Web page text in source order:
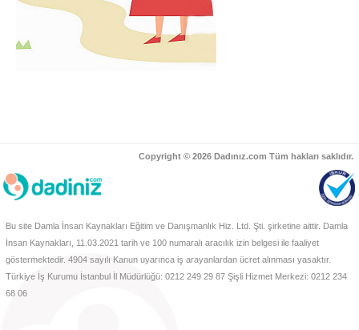
Copyright © 2026 Dadınız.com Tüm hakları saklıdır.
Bu site Damla İnsan Kaynakları Eğitim ve Danışmanlık Hiz. Ltd. Şti. şirketine aittir. Damla
İnsan Kaynakları, 11.03.2021 tarih ve 100 numaralı aracılık izin belgesi ile faaliyet
göstermektedir. 4904 sayılı Kanun uyarınca iş arayanlardan ücret alınması yasaktır.
Türkiye İş Kurumu İstanbul İl Müdürlüğü: 0212 249 29 87 Şişli Hizmet Merkezi: 0212 234
68 06